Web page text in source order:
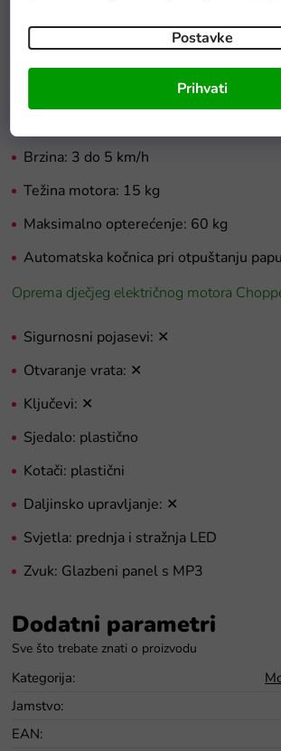
Postavke
Prihvati
Motor: 2x45W
Brzina: 3 do 5 km/h
Težina motora: 15 kg
Maksimalno opterećenje: 60 kg
Automatska kočnica pri otpuštanju
Oprema dječjeg električnog motora
Sigurnosni pojasevi: ✕
Otvaranje vrata: ✕
Ključevi: ✕
Sjedalo: plastično
Kotači: plastični
Daljinsko upravljanje: ✕
Svjetla: prednja i stražnja LED
Zvuk: Glazbeni panel s MP3
Dodatni parametri
Kategorija:
Jamstvo:
EAN: